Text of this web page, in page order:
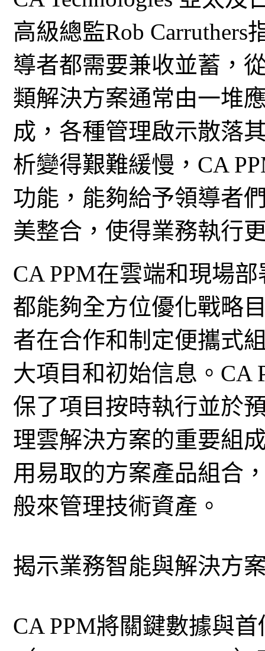
高級總監Rob
導者都需要兼收並蓄，
類解決方案通常由一堆
成，各種管理啟示散落
析變得艱難緩慢，CA
功能，能夠給予領導者
美整合，使得業務執行
CA PPM在雲端和現場
都能夠全方位優化戰略
者在合作和制定便攜式
大項目和初始信息。CA
保了項目按時執行並於
理雲解決方案的重要組
用易取的方案產品組合
般來管理技術資產。
揭示業務智能與解決方
CA PPM將關鍵數據與